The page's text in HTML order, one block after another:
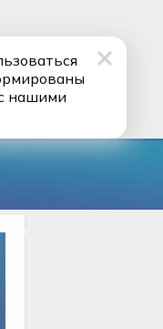
нашими